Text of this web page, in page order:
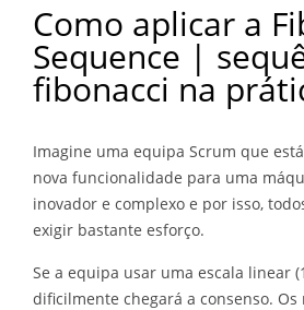
Como aplicar a
Sequence |
fibonacci na
Imagine uma equipa Scrum que
nova funcionalidade para uma
inovador e complexo e por isso,
exigir bastante esforço.
Se a equipa usar uma escala linear
dificilmente chegará a consenso.